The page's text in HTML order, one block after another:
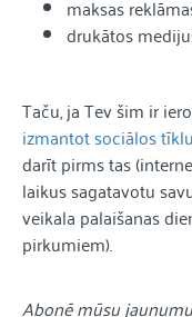
maksas
drukātos
Taču, ja Tev šim ir
izmantot sociālos
darīt pirms tas
laikus sagatavotu
veikala palaišanas
pirkumiem).
Abonē mūsu